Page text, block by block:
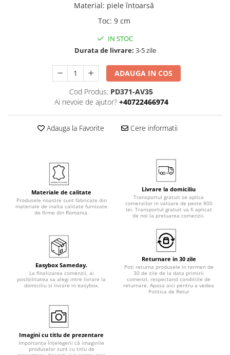
Material: piele întoarsă
Toc: 9 cm
IN STOC
Durata de livrare: 3-5 zile
ADAUGA IN COS
Cod Produs: PD371-AV35
Ai nevoie de ajutor? +40722466974
Adauga la Favorite Cere informatii
Materiale de calitate
Produsele noastre sunt fabricate din
materiale de inalta calitate furnizate
de firme din Romania.
Livrare la domiciliu
Transportul gratuit se aplica
comenzilor in valoare de peste 800
lei. Transportul gratuit va fi aplicat
de noi la preluarea comenzii.
Easybox Sameday.
La finalizarea comenzii, ai
posibilitatea sa alegi intre livrare la
domiciliu si livrare in easybox.
Returnare in 30 zile
Poti returna produsele in termen de
30 de zile de la data primirii
comenzi, respectand conditiile de
returnare. Apasa aici pentru a vedea
Politica de Retur
Imagini cu titlu de prezentare
Importanța înțelegerii că imaginile
produselor sunt cu titlu de